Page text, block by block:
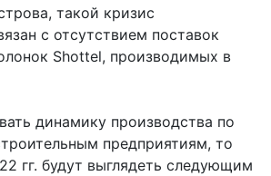
такой кризис
с отсутствием поставок
Shottel, производимых в
динамику производства по
предприятиям, то
гг. будут выглядеть следующим